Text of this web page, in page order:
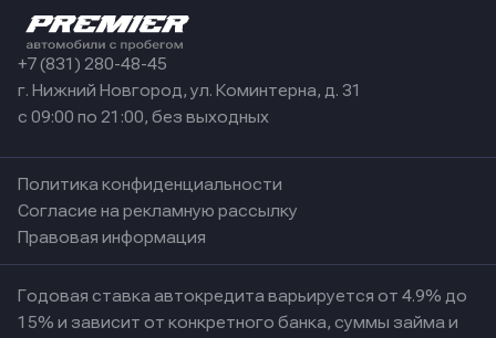
+7 (831) 280-48-45
г. Нижний Новгород, ул. Коминтерна, д. 31
с 09:00 по 21:00, без выходных
Политика конфиденциальности
Согласие на рекламную рассылку
Правовая информация
Годовая ставка автокредита варьируется от 4.9% до
15% и зависит от конкретного банка, суммы займа и